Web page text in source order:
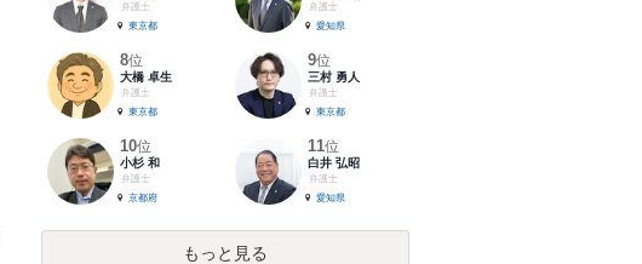
弁護士
東京都
弁護士
愛知県
8位
大橋 卓生
弁護士
東京都
9位
三村 勇人
弁護士
東京都
10位
小杉 和
弁護士
京都府
11位
白井 弘昭
弁護士
愛知県
もっと見る